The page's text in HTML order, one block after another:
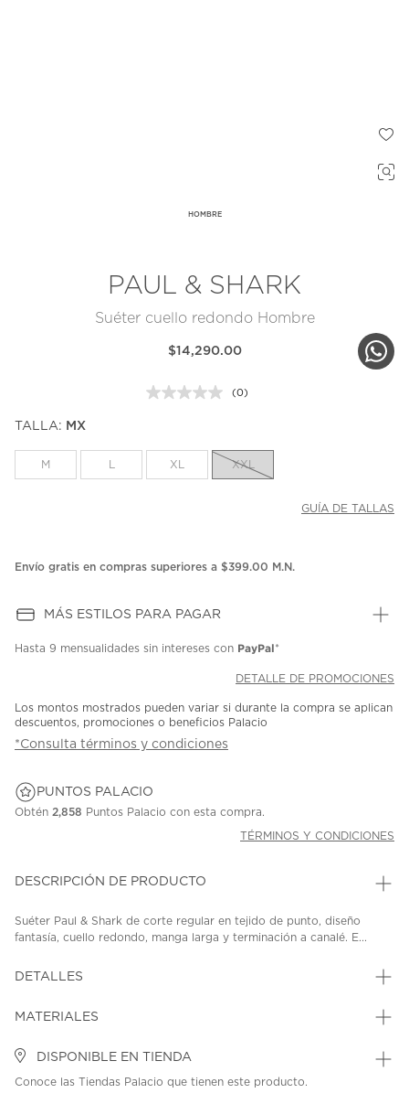
HOMBRE
PAUL & SHARK
Suéter cuello redondo Hombre
$14,290.00
Sin
la
misma
(0)
TALLA: MX
M XL XXL
GUÍA DE TALLAS
Envío gratis en compras superiores a $399.00 M.N.
MÁS ESTILOS PARA PAGAR
Hasta 9 mensualidades sin intereses con PayPal*
DETALLE DE PROMOCIONES
Los montos mostrados pueden variar si durante la compra se aplican
descuentos, promociones o beneficios Palacio
*Consulta términos y condiciones
PUNTOS PALACIO
Obtén 2,858 Puntos Palacio con esta compra.
TÉRMINOS Y CONDICIONES
DESCRIPCIÓN DE PRODUCTO
Suéter Paul & Shark de corte regular en tejido de punto, diseño
fantasía, cuello redondo, manga larga y terminación a canalé. E...
DETALLES
MATERIALES
DISPONIBLE EN TIENDA
Conoce las Tiendas Palacio que tienen este producto.